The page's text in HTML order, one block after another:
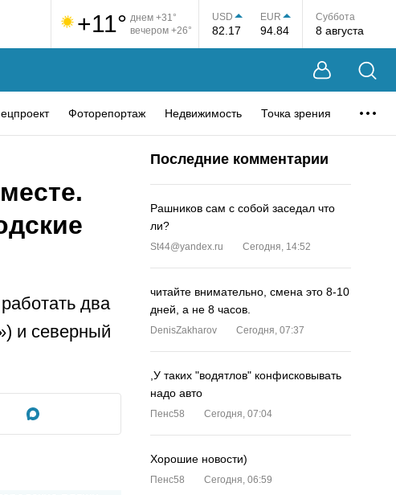
+11° днем +31°
вечером +26°
USD
82.17
EUR
94.84
Суббота
8 августа
Фоторепортаж Недвижимость Точка зрения
два
и северный
Последние комментарии
Рашников сам с собой заседал что
ли?
St44@yandex.ru Сегодня, 14:52
читайте внимательно, смена это 8-10
дней, а не 8 часов.
DenisZakharov Сегодня, 07:37
,У таких "водятлов" конфисковывать
надо авто
Пенс58 Сегодня, 07:04
Хорошие новости)
Пенс58 Сегодня, 06:59